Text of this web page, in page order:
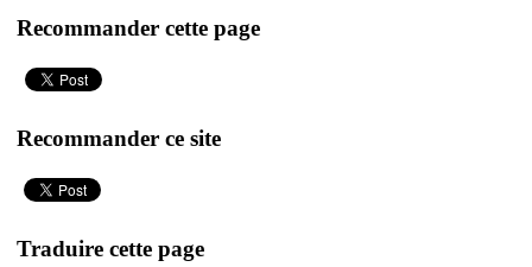
Recommander cette page
Recommander ce site
Traduire cette page